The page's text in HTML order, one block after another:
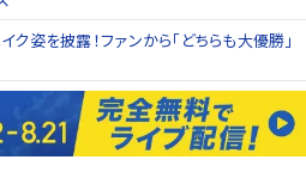
ク姿を披露！ファンから「どちらも大優勝」